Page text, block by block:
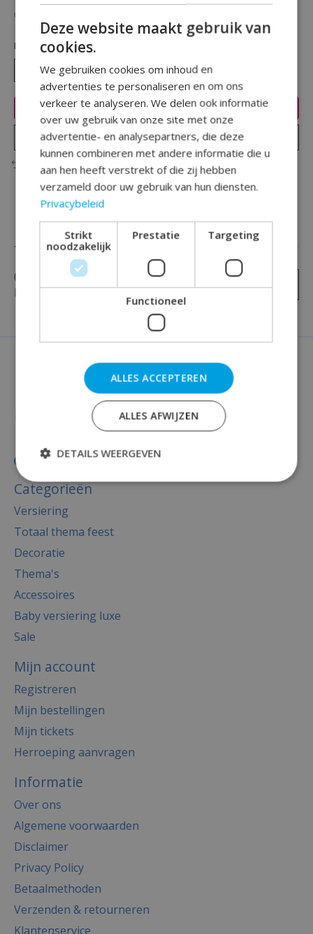
Hoeveelheid:
Toevoegen aan winkelwagen
Plaats bestelling
Toevoegen om te vergelijken
Reviews (0)
0 sterren op basis van
beoordelingen
Je beoordeling toevoegen
Categorieën
Versiering
Totaal thema feest
Decoratie
Thema's
Accessoires
Baby versiering luxe
Sale
Mijn account
Registreren
Mijn bestellingen
Mijn tickets
Herroeping aanvragen
Informatie
Over ons
Algemene voorwaarden
Disclaimer
Privacy Policy
Betaalmethoden
Verzenden & retourneren
Klantenservice
Deze website maakt gebruik van
cookies.
We gebruiken cookies om inhoud en
advertenties te personaliseren en om ons
verkeer te analyseren. We delen ook informatie
over uw gebruik van onze site met onze
advertentie- en analysepartners, die deze
kunnen combineren met andere informatie die u
aan hen heeft verstrekt of die zij hebben
verzameld door uw gebruik van hun diensten.
Privacybeleid
Strikt
noodzakelijk
Prestatie Targeting
Functioneel
ALLES ACCEPTEREN
ALLES AFWIJZEN
DETAILS WEERGEVEN